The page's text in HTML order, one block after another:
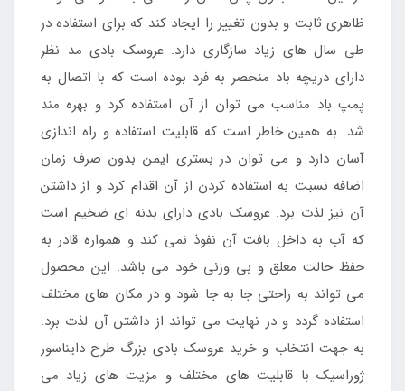
ظاهری ثابت و بدون تغییر را ایجاد کند که برای استفاده در
طی سال های زیاد سازگاری دارد. عروسک بادی مد نظر
دارای دریچه باد منحصر به فرد بوده است که با اتصال به
پمپ باد مناسب می توان از آن استفاده کرد و بهره مند
شد. به همین خاطر است که قابلیت استفاده و راه اندازی
آسان دارد و می توان در بستری ایمن بدون صرف زمان
اضافه نسبت به استفاده کردن از آن اقدام کرد و از داشتن
آن نیز لذت برد. عروسک بادی دارای بدنه ای ضخیم است
که آب به داخل بافت آن نفوذ نمی کند و همواره قادر به
حفظ حالت معلق و بی وزنی خود می باشد. این محصول
می تواند به راحتی جا به جا شود و در مکان های مختلف
استفاده گردد و در نهایت می تواند از داشتن آن لذت برد.
به جهت انتخاب و خرید عروسک بادی بزرگ طرح دایناسور
ژوراسیک با قابلیت های مختلف و مزیت های زیاد می